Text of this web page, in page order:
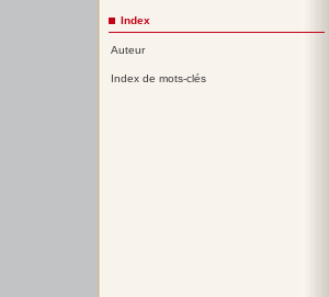
Index
Auteur
Index de mots-clés